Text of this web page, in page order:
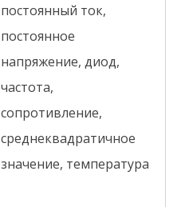
постоянный ток,
постоянное
напряжение, диод,
частота,
сопротивление,
среднеквадратичное
значение, температура